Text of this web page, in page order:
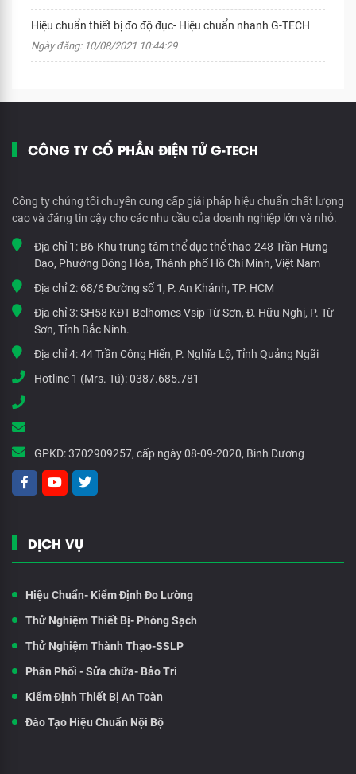
Hiệu chuẩn thiết bị đo độ đục- Hiệu chuẩn nhanh G-TECH
Ngày đăng: 10/08/2021 10:44:29
CÔNG TY CỔ PHẦN ĐIỆN TỬ G-TECH
Công ty chúng tôi chuyên cung cấp giải pháp hiệu chuẩn chất lượng
cao và đáng tin cậy cho các nhu cầu của doanh nghiệp lớn và nhỏ.
Địa chỉ 1: B6-Khu trung tâm thể dục thể thao-248 Trần Hưng
Đạo, Phường Đông Hòa, Thành phố Hồ Chí Minh, Việt Nam
Địa chỉ 2: 68/6 Đường số 1, P. An Khánh, TP. HCM
Địa chỉ 3:SH58 KĐT Belhomes Vsip Từ Sơn, Đ. Hữu Nghị, P. Từ
Sơn, Tỉnh Bắc Ninh.
Địa chỉ 4:44 Trần Công Hiến, P. Nghĩa Lộ, Tỉnh Quảng Ngãi
Hotline 1 (Mrs. Tú):0387.685.781
GPKD:3702909257, cấp ngày 08-09-2020, Bình Dương
DỊCH VỤ
Hiệu Chuẩn- Kiểm Định Đo Lường
Thử Nghiệm Thiết Bị- Phòng Sạch
Thử Nghiệm Thành Thạo-SSLP
Phân Phối - Sửa chữa- Bảo Trì
Kiểm Định Thiết Bị An Toàn
Đào Tạo Hiệu Chuẩn Nội Bộ